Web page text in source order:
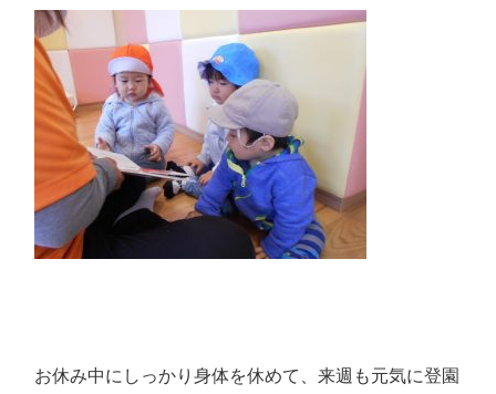
お休み中にしっかり身体を休めて、来週も元気に登園